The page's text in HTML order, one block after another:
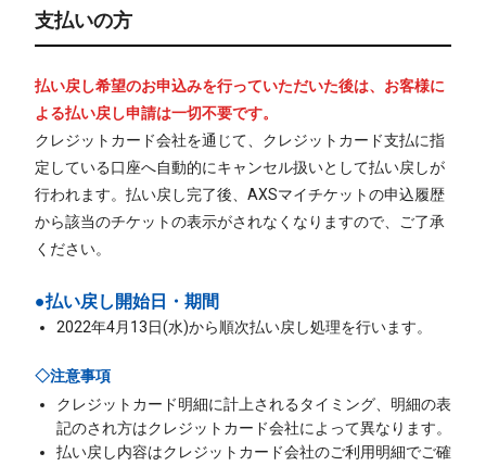
支払いの方
払い戻し希望のお申込みを行っていただいた後は、お客様に
よる払い戻し申請は一切不要です。
クレジットカード会社を通じて、クレジットカード支払に指
定している口座へ自動的にキャンセル扱いとして払い戻しが
行われます。払い戻し完了後、AXSマイチケットの申込履歴
から該当のチケットの表示がされなくなりますので、ご了承
ください。
●払い戻し開始日・期間
2022年4月13日(水)から順次払い戻し処理を行います。
◇注意事項
クレジットカード明細に計上されるタイミング、明細の表
記のされ方はクレジットカード会社によって異なります。
払い戻し内容はクレジットカード会社のご利用明細でご確